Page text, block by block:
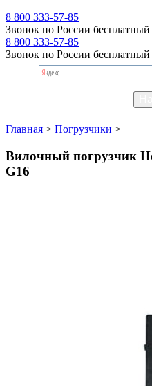
8 800 333-57-85
Звонок по России бесплатный
8 800 333-57-85
Звонок по России бесплатный
Главная > Погрузчики >
Вилочный погрузчик
G16